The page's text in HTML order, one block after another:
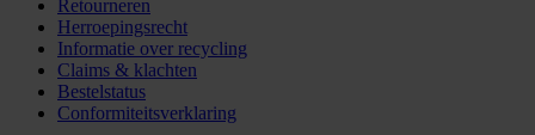
Retourneren
Herroepingsrecht
Informatie over recycling
Claims & klachten
Bestelstatus
Conformiteitsverklaring